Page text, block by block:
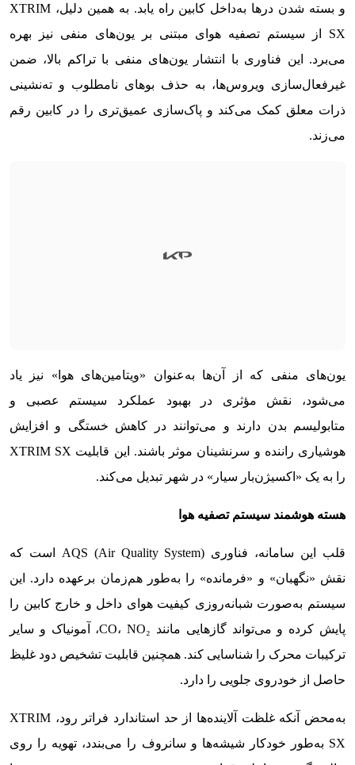
و بسته شدن درها به‌داخل کابین راه یابد. به همین دلیل، XTRIM
SX از سیستم تصفیه هوای مبتنی بر یون‌های منفی نیز بهره
می‌برد. این فناوری با انتشار یون‌های منفی با تراکم بالا، ضمن
غیرفعال‌سازی ویروس‌ها، به حذف بوهای نامطلوب و ته‌نشینی
ذرات معلق کمک می‌کند و پاک‌سازی عمیق‌تری را در کابین رقم
می‌زند.
یون‌های منفی که از آن‌ها به‌عنوان «ویتامین‌های هوا» نیز یاد
می‌شود، نقش مؤثری در بهبود عملکرد سیستم عصبی و
متابولیسم بدن دارند و می‌توانند در کاهش خستگی و افزایش
هوشیاری راننده و سرنشینان موثر باشند. این قابلیت XTRIM SX
را به یک «اکسیژن‌بار سیار» در شهر تبدیل می‌کند.
هسته هوشمند سیستم تصفیه هوا
قلب این سامانه، فناوری AQS (Air Quality System) است که
نقش «نگهبان» و «فرمانده» را به‌طور هم‌زمان برعهده دارد. این
سیستم به‌صورت شبانه‌روزی کیفیت هوای داخل و خارج کابین را
پایش کرده و می‌تواند گازهایی مانند CO، NO₂، آمونیاک و سایر
ترکیبات محرک را شناسایی کند. همچنین قابلیت تشخیص دود غلیظ
حاصل از خودروی جلویی را دارد.
به‌محض آنکه غلظت آلاینده‌ها از حد استاندارد فراتر رود، XTRIM
SX به‌طور خودکار شیشه‌ها و سانروف را می‌بندد، تهویه را روی